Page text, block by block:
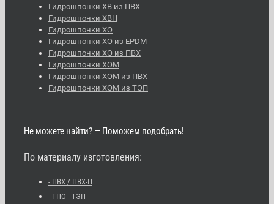
Гидрошпонки ХВ из ПВХ
Гидрошпонки ХВН
Гидрошпонки ХО
Гидрошпонки ХО из EPDM
Гидрошпонки ХО из ПВХ
Гидрошпонки ХОМ
Гидрошпонки ХОМ из ПВХ
Гидрошпонки ХОМ из ТЭП
Не можете найти? — Поможем подобрать!
По материалу изготовления:
- ПВХ / ПВХ-П
- ТПО - ТЭП